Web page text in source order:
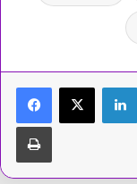
Tipărește